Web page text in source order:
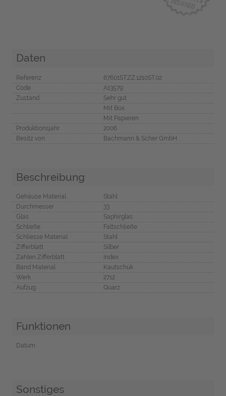
Daten
Referenz
67601ST.ZZ.1210ST.02
Code
A13579
Zustand
Sehr gut
Mit Box
Mit Papieren
Produktionsjahr
2006
Besitz von
Bachmann & Scher GmbH
Beschreibung
Gehäuse Material
Stahl
Durchmesser
33
Glas
Saphirglas
Schließe
Faltschließe
Schliesse Material
Stahl
Zifferblatt
Silber
Zahlen Zifferblatt
Index
Band Material
Kautschuk
Werk
2712
Aufzug
Quarz
Funktionen
Datum
Sonstiges